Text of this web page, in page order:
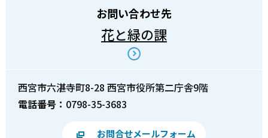
お問い合わせ先
花と緑の課
西宮市六湛寺町8-28 西宮市役所第二庁舎9階
電話番号： 0798-35-3683
お問合せメールフォーム